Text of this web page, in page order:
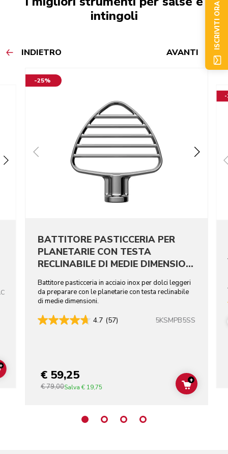
intingoli
INDIETRO AVANTI
ADD TO CART
-25%
BATTITORE PASTICCERIA PER
PLANETARIE CON TESTA
RECLINABILE DI MEDIE DIMENSIONI
Battitore pasticceria in acciaio inox per dolci leggeri
da preparare con le planetarie con testa reclinabile
di medie dimensioni.
4.7 (57) 5KSMPB5SS
€ 59,25
€ 79,00Salva € 19,75 ADD TO
+
-
ISCRIVITI ORA